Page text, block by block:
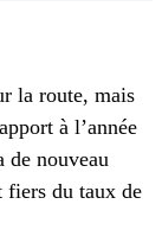
la route, mais
à l’année
de nouveau
fiers du taux de